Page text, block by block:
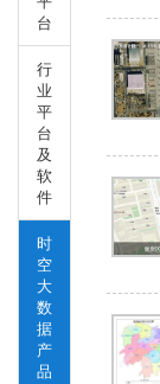
台
行
业
平
台
及
软
件
时
空
大
数
据
产
品